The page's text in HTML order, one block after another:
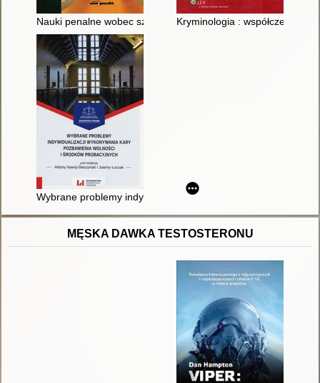
Nauki penalne wobec szybkich przemian socjokulturowych :
Kryminologia : współczesne
Wybrane problemy indywidualizacji wykonywania kary
MĘSKA DAWKA TESTOSTERONU